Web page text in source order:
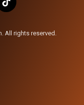
All rights reserved.